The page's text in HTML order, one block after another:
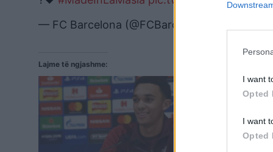
I want
Opted
I want
Opted
— FC Barcelona (@FCBarcelona)
Lajme të ngjashme: